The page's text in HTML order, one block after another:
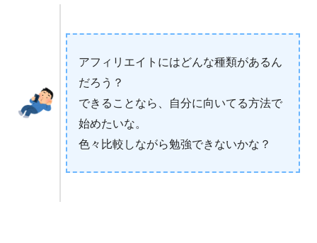
アフィリエイトにはどんな種類があるん
だろう？
できることなら、自分に向いてる方法で
始めたいな。
色々比較しながら勉強できないかな？